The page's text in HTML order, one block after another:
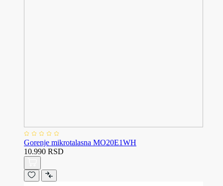
Gorenje mikrotalasna MO20E1WH
10.990 RSD